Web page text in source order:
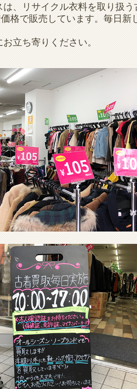
、リサイクル衣料を取り扱う
格で販売しています。毎日
立ち寄りください。